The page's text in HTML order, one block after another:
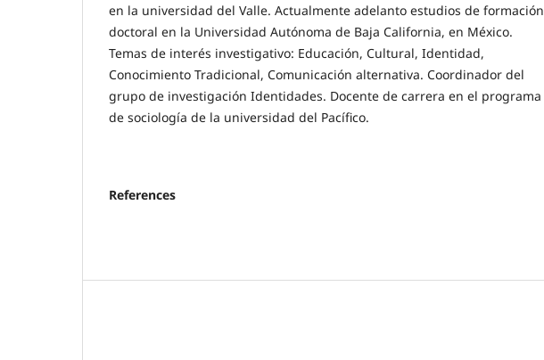
en la universidad del Valle. Actualmente adelanto estudios de formación
doctoral en la Universidad Autónoma de Baja California, en México.
Temas de interés investigativo: Educación, Cultural, Identidad,
Conocimiento Tradicional, Comunicación alternativa. Coordinador del
grupo de investigación Identidades. Docente de carrera en el programa
de sociología de la universidad del Pacífico.
References